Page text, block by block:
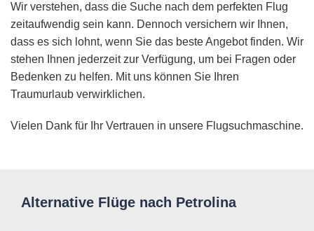
Wir verstehen, dass die Suche nach dem perfekten Flug
zeitaufwendig sein kann. Dennoch versichern wir Ihnen,
dass es sich lohnt, wenn Sie das beste Angebot finden. Wir
stehen Ihnen jederzeit zur Verfügung, um bei Fragen oder
Bedenken zu helfen. Mit uns können Sie Ihren
Traumurlaub verwirklichen.
Vielen Dank für Ihr Vertrauen in unsere Flugsuchmaschine.
Alternative Flüge nach Petrolina